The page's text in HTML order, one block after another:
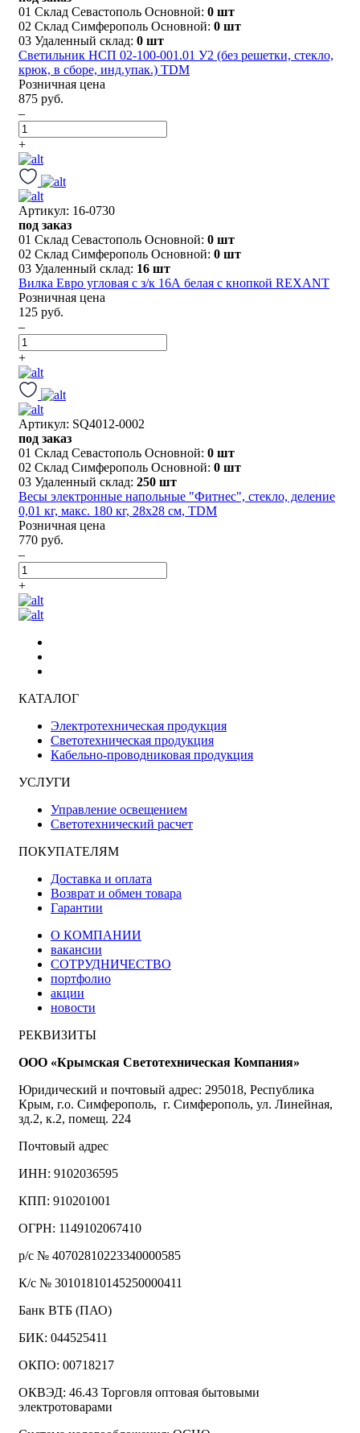
01 Склад Севастополь Основной: 0 шт
02 Склад Симферополь Основной: 0 шт
03 Удаленный склад: 0 шт
Светильник НСП 02-100-001.01 У2 (без решетки, стекло,
крюк, в сборе, инд.упак.) TDM
Розничная цена
875 руб.
–
+
Артикул: 16-0730
под заказ
01 Склад Севастополь Основной: 0 шт
02 Склад Симферополь Основной: 0 шт
03 Удаленный склад: 16 шт
Вилка Евро угловая с з/к 16А белая с кнопкой REXANT
Розничная цена
125 руб.
–
+
Артикул: SQ4012-0002
под заказ
01 Склад Севастополь Основной: 0 шт
02 Склад Симферополь Основной: 0 шт
03 Удаленный склад: 250 шт
Весы электронные напольные "Фитнес", стекло, деление
0,01 кг, макс. 180 кг, 28х28 см, TDM
Розничная цена
770 руб.
–
+
КАТАЛОГ
Электротехническая продукция
Светотехническая продукция
Кабельно-проводниковая продукция
УСЛУГИ
Управление освещением
Светотехнический расчет
ПОКУПАТЕЛЯМ
Доставка и оплата
Возврат и обмен товара
Гарантии
О КОМПАНИИ
вакансии
СОТРУДНИЧЕСТВО
портфолио
акции
новости
РЕКВИЗИТЫ
ООО «Крымская Светотехническая Компания»
Юридический и почтовый адрес: 295018, Республика
Крым, г.о. Симферополь, г. Симферополь, ул. Линейная,
зд.2, к.2, помещ. 224
Почтовый адрес
ИНН: 9102036595
КПП: 910201001
ОГРН: 1149102067410
р/с № 40702810223340000585
К/с № 30101810145250000411
Банк ВТБ (ПАО)
БИК: 044525411
ОКПО: 00718217
ОКВЭД: 46.43 Торговля оптовая бытовыми
электротоварами